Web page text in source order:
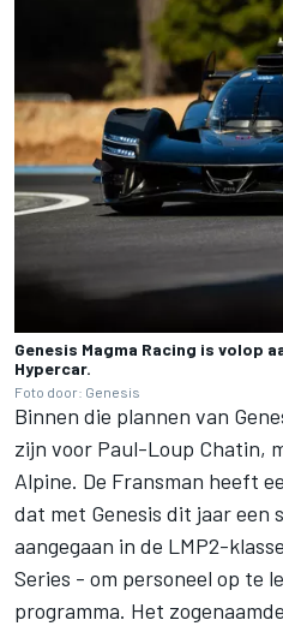
Genesis Magma Racing is volop
Hypercar.
Foto door: Genesis
Binnen die plannen van
zijn voor Paul-Loup Chatin,
Alpine. De Fransman heeft
dat met Genesis dit jaar een
aangegaan in de LMP2-
Series - om personeel op te
programma. Het